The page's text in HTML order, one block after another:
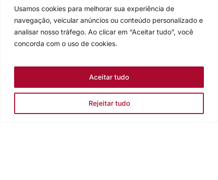
Usamos cookies para melhorar sua experiência de
navegação, veicular anúncios ou conteúdo personalizado e
analisar nosso tráfego. Ao clicar em “Aceitar tudo”, você
concorda com o uso de cookies.
Rejeitar tudo
Aceitar tudo